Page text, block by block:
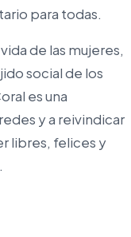
para todas.
de las mujeres,
social de los
es una
y a reivindicar
libres, felices y